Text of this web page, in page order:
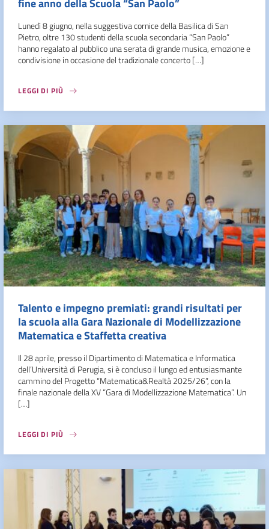
fine anno della Scuola “San Paolo”
Lunedì 8 giugno, nella suggestiva cornice della Basilica di San
Pietro, oltre 130 studenti della scuola secondaria “San Paolo”
hanno regalato al pubblico una serata di grande musica, emozione e
condivisione in occasione del tradizionale concerto […]
LEGGI DI PIÙ
Talento e impegno premiati: grandi risultati per
la scuola alla Gara Nazionale di Modellizzazione
Matematica e Staffetta creativa
Il 28 aprile, presso il Dipartimento di Matematica e Informatica
dell’Università di Perugia, si è concluso il lungo ed entusiasmante
cammino del Progetto “Matematica&Realtà 2025/26”, con la
finale nazionale della XV “Gara di Modellizzazione Matematica”. Un
[…]
LEGGI DI PIÙ